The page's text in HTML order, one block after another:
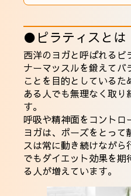
●ピラティスとは
西洋のヨガと呼ばれるピ
ナーマッスルを鍛えてバ
ことを目的としているた
ある人でも無理なく取り
す。
呼吸や精神面をコントロ
ヨガは、ポーズをとって
スは常に動き続けなが
でもダイエット効果を期
る人が増えています。